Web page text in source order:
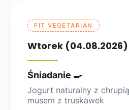
FIT VEGETARIAN
Wtorek (04.08.2026)
Śniadanie 🍳
Jogurt naturalny z
musem z truskawek